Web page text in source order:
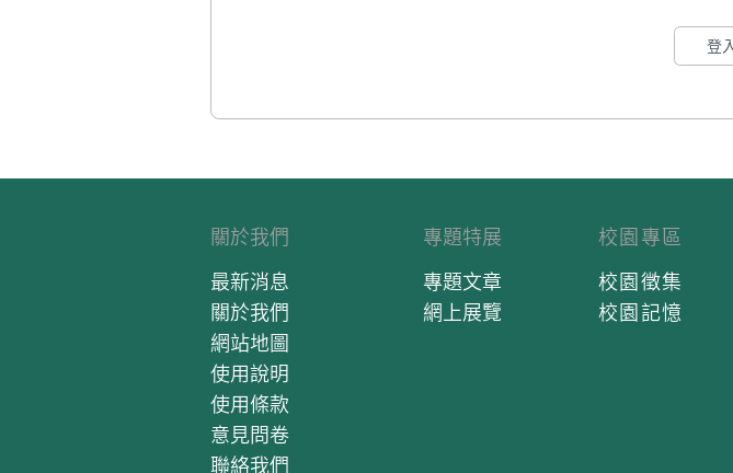
登入
關於我們
最新消息
關於我們
網站地圖
使用說明
使用條款
意見問卷
聯絡我們
專題特展
專題文章
網上展覽
校園專區
校園徵集
校園記憶